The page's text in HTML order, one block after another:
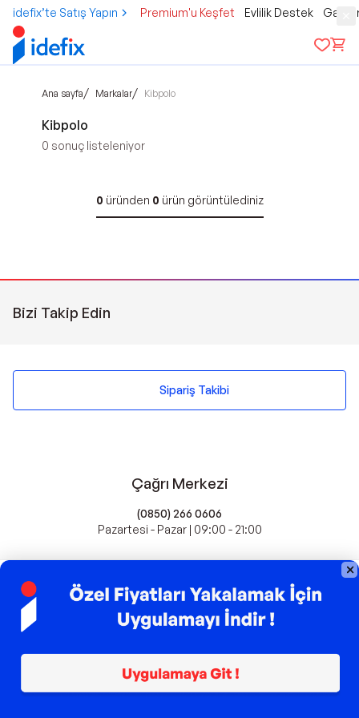
idefix’te Satış Yapın Premium'u Keşfet Evlilik Destek
Ana sayfa/ Markalar/ Kibpolo
Kibpolo
0 sonuç listeleniyor
0 üründen 0 ürün görüntülediniz
Bizi Takip Edin
Popüler Markalar
Farmasi
Xiaomi
Lavazza
Fashcolle
Pro Plan
Sipariş Takibi
Çağrı Merkezi
(0850) 266 0606
Pazartesi - Pazar | 09:00 - 21:00